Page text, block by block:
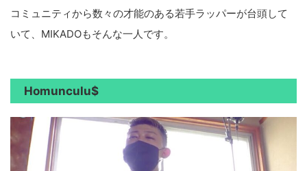
コミュニティから数々の才能のある若手ラッパーが台頭して
いて、MIKADOもそんな一人です。
Homunculu$